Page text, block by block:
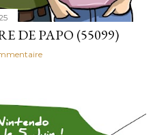
DE PAPO (55099)